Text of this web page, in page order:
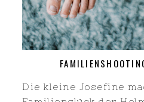
Die kleine Josefine